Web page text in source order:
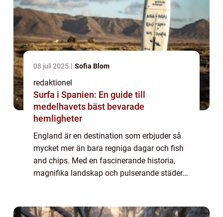
08 juli 2025 Sofia Blom
redaktionel
Surfa i Spanien: En guide till
medelhavets bäst bevarade
hemligheter
England är en destination som erbjuder så
mycket mer än bara regniga dagar och fish
and chips. Med en fascinerande historia,
magnifika landskap och pulserande städer